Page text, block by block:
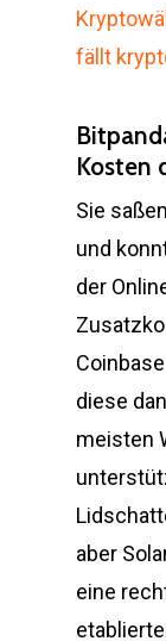
fällt
Kosten
Sie
und
der
diese
meisten
aber
eine